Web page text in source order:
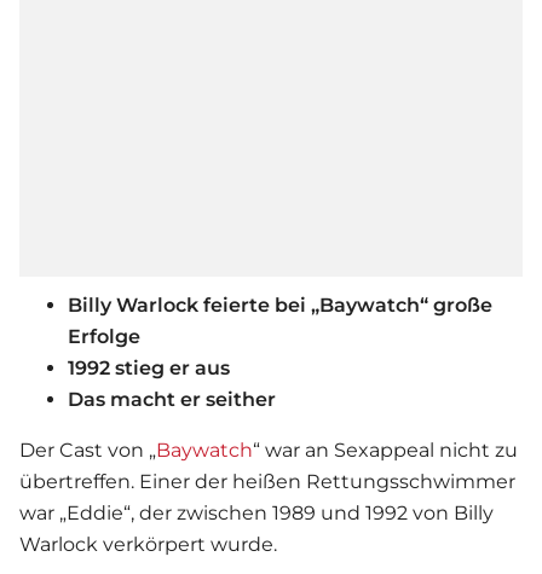
Billy Warlock feierte bei „Baywatch“ große
Erfolge
1992 stieg er aus
Das macht er seither
Der Cast von „Baywatch“ war an Sexappeal nicht zu
übertreffen. Einer der heißen Rettungsschwimmer
war „Eddie“, der zwischen 1989 und 1992 von Billy
Warlock verkörpert wurde.